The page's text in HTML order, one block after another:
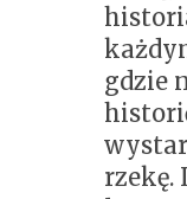
gdzie
rzekę.